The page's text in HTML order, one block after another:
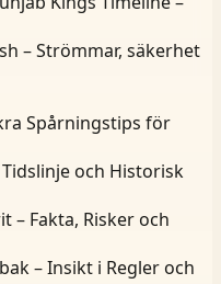
– Strömmar, säkerhet
Spårningstips för
och Historisk
– Fakta, Risker och
– Insikt i Regler och